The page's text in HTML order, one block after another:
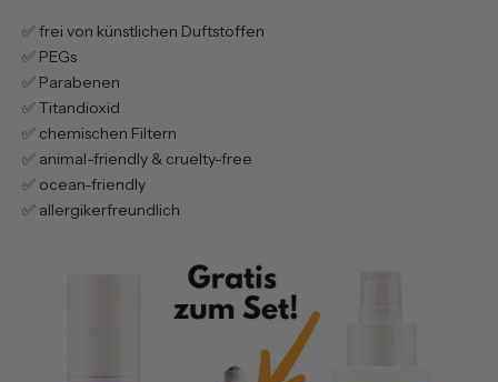
✅ frei von künstlichen Duftstoffen
✅ PEGs
✅ Parabenen
✅ Titandioxid
✅ chemischen Filtern
✅ animal-friendly & cruelty-free
✅️ ocean-friendly
✅️ allergikerfreundlich